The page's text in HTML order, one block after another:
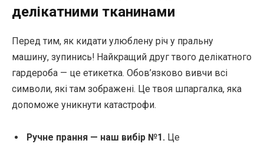
делікатними тканинами
Перед тим, як кидати улюблену річ у пральну
машину, зупинись! Найкращий друг твого делікатного
гардероба — це етикетка. Обов’язково вивчи всі
символи, які там зображені. Це твоя шпаргалка, яка
допоможе уникнути катастрофи.
Ручне прання — наш вибір №1. Це